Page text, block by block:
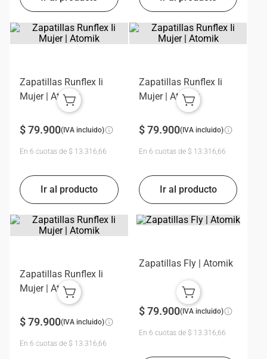
Zapatillas Runflex Ii
Mujer | Atomik
$79.900(IVA incluido)
En 6 cuotas de $ 13.316,66
Zapatillas Runflex Ii
Mujer | Atomik
$ 79.900(IVA incluido)
En 6 cuotas de $ 13.316,66
Zapatillas Runflex Ii
Mujer | Atomik
$79.900(IVA incluido)
En 6 cuotas de $ 13.316,66
Zapatillas Fly | Atomik
$ 79.900(IVA incluido)
En 6 cuotas de $ 13.316,66